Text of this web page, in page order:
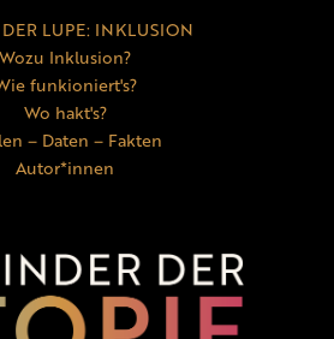
LUPE: INKLUSION
Wozu Inklusion?
funkioniert's?
Wo hakt's?
– Daten – Fakten
Autor*innen